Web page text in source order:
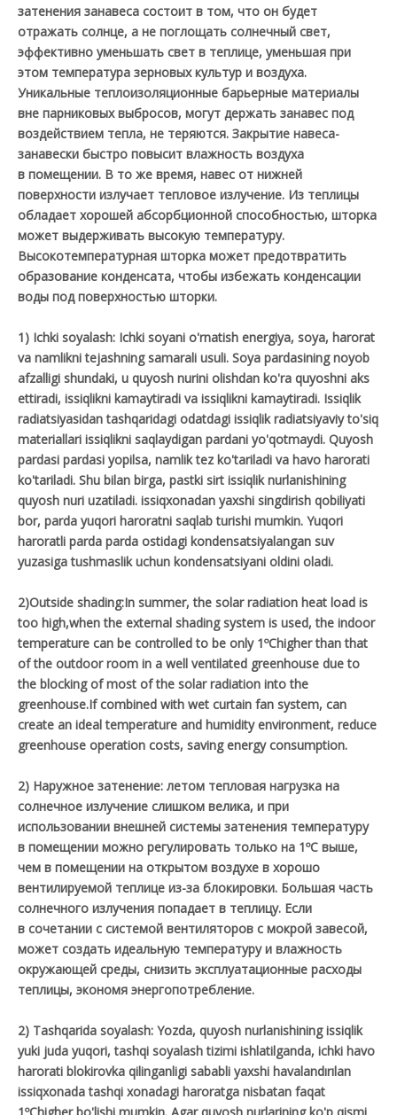
затенения занавеса состоит в том, что он будет
отражать солнце, а не поглощать солнечный свет,
эффективно уменьшать свет в теплице, уменьшая при
этом температура зерновых культур и воздуха.
Уникальные теплоизоляционные барьерные материалы
вне парниковых выбросов, могут держать занавес под
воздействием тепла, не теряются. Закрытие навеса-
занавески быстро повысит влажность воздуха
в помещении. В то же время, навес от нижней
поверхности излучает тепловое излучение. Из теплицы
обладает хорошей абсорбционной способностью, шторка
может выдерживать высокую температуру.
Высокотемпературная шторка может предотвратить
образование конденсата, чтобы избежать конденсации
воды под поверхностью шторки.
1) Ichki soyalash: Ichki soyani o'rnatish energiya, soya, harorat
va namlikni tejashning samarali usuli. Soya pardasining noyob
afzalligi shundaki, u quyosh nurini olishdan ko'ra quyoshni aks
ettiradi, issiqlikni kamaytiradi va issiqlikni kamaytiradi. Issiqlik
radiatsiyasidan tashqaridagi odatdagi issiqlik radiatsiyaviy to'siq
materiallari issiqlikni saqlaydigan pardani yo'qotmaydi. Quyosh
pardasi pardasi yopilsa, namlik tez ko'tariladi va havo harorati
ko'tariladi. Shu bilan birga, pastki sirt issiqlik nurlanishining
quyosh nuri uzatiladi. issiqxonadan yaxshi singdirish qobiliyati
bor, parda yuqori haroratni saqlab turishi mumkin. Yuqori
haroratli parda parda ostidagi kondensatsiyalangan suv
yuzasiga tushmaslik uchun kondensatsiyani oldini oladi.
2)Outside shading:In summer, the solar radiation heat load is
too high,when the external shading system is used, the indoor
temperature can be controlled to be only 1ºChigher than that
of the outdoor room in a well ventilated greenhouse due to
the blocking of most of the solar radiation into the
greenhouse.If combined with wet curtain fan system, can
create an ideal temperature and humidity environment, reduce
greenhouse operation costs, saving energy consumption.
2) Наружное затенение: летом тепловая нагрузка на
солнечное излучение слишком велика, и при
использовании внешней системы затенения температуру
в помещении можно регулировать только на 1ºС выше,
чем в помещении на открытом воздухе в хорошо
вентилируемой теплице из-за блокировки. Большая часть
солнечного излучения попадает в теплицу. Если
в сочетании с системой вентиляторов с мокрой завесой,
может создать идеальную температуру и влажность
окружающей среды, снизить эксплуатационные расходы
теплицы, экономя энергопотребление.
2) Tashqarida soyalash: Yozda, quyosh nurlanishining issiqlik
yuki juda yuqori, tashqi soyalash tizimi ishlatilganda, ichki havo
harorati blokirovka qilinganligi sababli yaxshi havalandırılan
issiqxonada tashqi xonadagi haroratga nisbatan faqat